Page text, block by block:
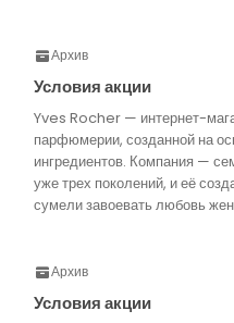
Архив
Условия акции
Yves Rocher — интернет-
парфюмерии, созданной на
ингредиентов. Компания —
уже трех поколений, и её
сумели завоевать любовь
Архив
Условия акции